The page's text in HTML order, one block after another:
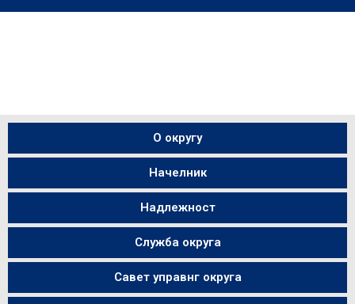
О округу
Начелник
Надлежност
Служба округа
Савет управнг округа